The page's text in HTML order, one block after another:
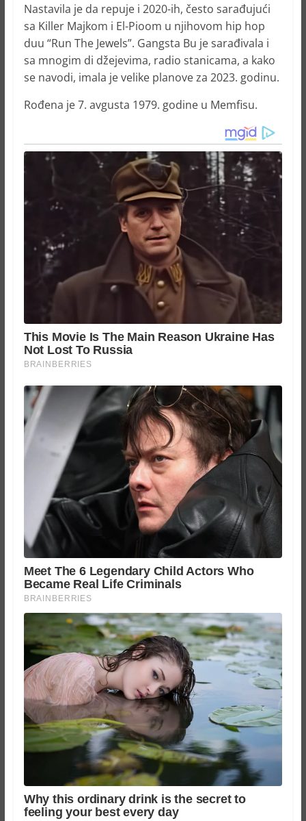
Nastavila je da repuje i 2020-ih, često sarađujući
sa Killer Majkom i El-Pioom u njihovom hip hop
duu “Run The Jewels”. Gangsta Bu je sarađivala i
sa mnogim di džejevima, radio stanicama, a kako
se navodi, imala je velike planove za 2023. godinu.
Rođena je 7. avgusta 1979. godine u Memfisu.